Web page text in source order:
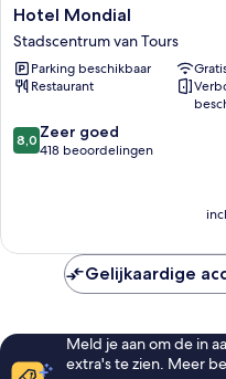
Hotel
Mondial
Stadscentrum
van
Tours
Hotel Mondial
Stadscentrum van Tours
Parking beschikbaar
Restaurant
8.0
van
beoordelingen
8,0 Zeer goed
418 beoordelingen
Gelijkaardige
Meld je aan om de in
extra's te zien. Meer